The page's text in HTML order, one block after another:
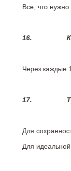
Все, что
16.
Через каждые
17.
Для
Для